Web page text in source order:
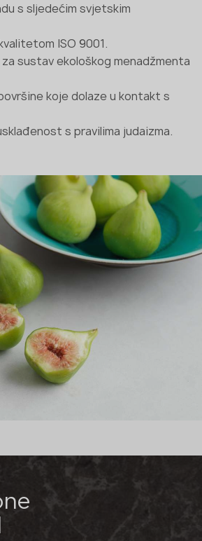
s sljedećim svjetskim
ISO 9001.
sustav ekološkog menadžmenta
koje dolaze u kontakt s
s pravilima judaizma.